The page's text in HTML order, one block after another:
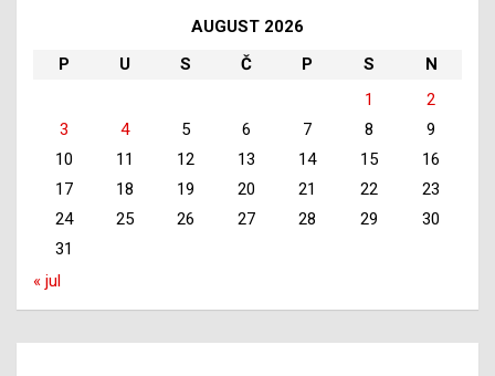
AUGUST 2026
P
U S Č P S
N
1
2
3
4 5 6 7 8
9
10
11 12 13 14 15
16
17
18 19 20 21 22
23
24
25 26 27 28 29
30
31
« jul